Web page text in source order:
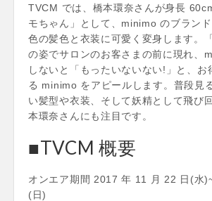
TVCM では、橋本環奈さんが身長
モちゃん」として、minimo のブラン
色の髪色と衣装に可愛く変身します。
の姿でサロンのお客さまの前に現れ、
しないと「もったいないない!」と、お
る minimo をアピールします。普段見
い髪型や衣装、そして妖精として飛び
本環奈さんにも注目です。
■TVCM 概要
オンエア期間 2017 年 11 月 22 日(水
(日)